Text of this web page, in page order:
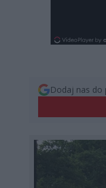
Dodaj nas do